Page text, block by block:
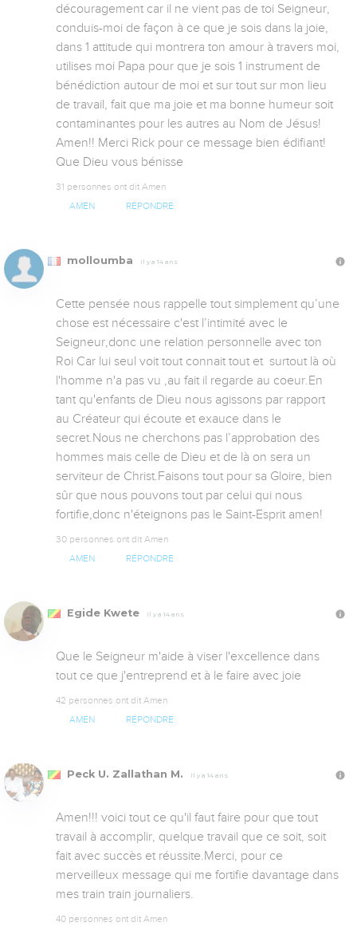
découragement car il ne vient pas de toi Seigneur,
conduis-moi de façon à ce que je sois dans la joie,
dans 1 attitude qui montrera ton amour à travers moi,
utilises moi Papa pour que je sois 1 instrument de
bénédiction autour de moi et sur tout sur mon lieu
de travail, fait que ma joie et ma bonne humeur soit
contaminantes pour les autres au Nom de Jésus!
Amen!! Merci Rick pour ce message bien édifiant!
Que Dieu vous bénisse
31 personnes ont dit Amen
AMEN RÉPONDRE
molloumba Il y a 14 ans
Cette pensée nous rappelle tout simplement qu’une
chose est nécessaire c'est l’intimité avec le
Seigneur,donc une relation personnelle avec ton
Roi Car lui seul voit tout connait tout et  surtout là où
l'homme n'a pas vu ,au fait il regarde au coeur.En
tant qu'enfants de Dieu nous agissons par rapport
au Créateur qui écoute et exauce dans le
secret.Nous ne cherchons pas l’approbation des
hommes mais celle de Dieu et de là on sera un
serviteur de Christ.Faisons tout pour sa Gloire, bien
sûr que nous pouvons tout par celui qui nous
fortifie,donc n'éteignons pas le Saint-Esprit amen!
30 personnes ont dit Amen
AMEN RÉPONDRE
Egide Kwete Il y a 14 ans
Que le Seigneur m'aide à viser l'excellence dans
tout ce que j'entreprend et à le faire avec joie
42 personnes ont dit Amen
AMEN RÉPONDRE
Peck U. Zallathan M. Il y a 14 ans
Amen!!! voici tout ce qu'il faut faire pour que tout
travail à accomplir, quelque travail que ce soit, soit
fait avec succès et réussite.Merci, pour ce
merveilleux message qui me fortifie davantage dans
mes train train journaliers.
40 personnes ont dit Amen